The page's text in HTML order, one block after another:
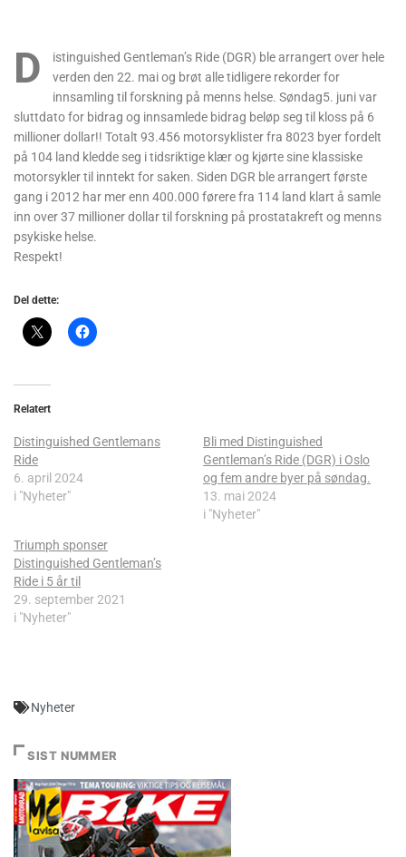
D
istinguished Gentleman’s Ride (DGR) ble arrangert over hele
verden den 22. mai og brøt alle tidligere rekorder for
innsamling til forskning på menns helse. Søndag5. juni var
sluttdato for bidrag og innsamlede bidrag beløp seg til kloss på 6
millioner dollar!! Totalt 93.456 motorsyklister fra 8023 byer fordelt
på 104 land kledde seg i tidsriktige klær og kjørte sine klassiske
motorsykler til inntekt for saken. Siden DGR ble arrangert første
gang i 2012 har mer enn 400.000 førere fra 114 land klart å samle
inn over 37 millioner dollar til forskning på prostatakreft og menns
psykiske helse.
Respekt!
Del dette:
Relatert
Distinguished Gentlemans
Ride
6. april 2024
i "Nyheter"
Bli med Distinguished
Gentleman’s Ride (DGR) i Oslo
og fem andre byer på søndag.
13. mai 2024
i "Nyheter"
Triumph sponser
Distinguished Gentleman’s
Ride i 5 år til
29. september 2021
i "Nyheter"
Nyheter
SIST NUMMER